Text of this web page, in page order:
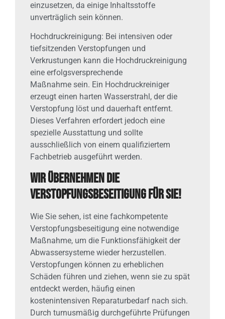
einzusetzen, da einige Inhaltsstoffe
unverträglich sein können.
Hochdruckreinigung: Bei intensiven oder
tiefsitzenden Verstopfungen und
Verkrustungen kann die Hochdruckreinigung
eine erfolgsversprechende
Maßnahme sein. Ein Hochdruckreiniger
erzeugt einen harten Wasserstrahl, der die
Verstopfung löst und dauerhaft entfernt.
Dieses Verfahren erfordert jedoch eine
spezielle Ausstattung und sollte
ausschließlich von einem qualifiziertem
Fachbetrieb ausgeführt werden.
Wir übernehmen die
Verstopfungsbeseitigung für Sie!
Wie Sie sehen, ist eine fachkompetente
Verstopfungsbeseitigung eine notwendige
Maßnahme, um die Funktionsfähigkeit der
Abwassersysteme wieder herzustellen.
Verstopfungen können zu erheblichen
Schäden führen und ziehen, wenn sie zu spät
entdeckt werden, häufig einen
kostenintensiven Reparaturbedarf nach sich.
Durch turnusmäßig durchgeführte Prüfungen